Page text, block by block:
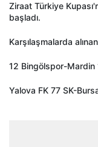
Ziraat Türkiye
başladı.
Karşılaşmalarda
12 Bingölspor-
Yalova FK 77 SK-